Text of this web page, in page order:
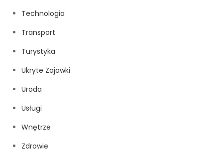
Technologia
Transport
Turystyka
Ukryte Zajawki
Uroda
Usługi
Wnętrze
Zdrowie